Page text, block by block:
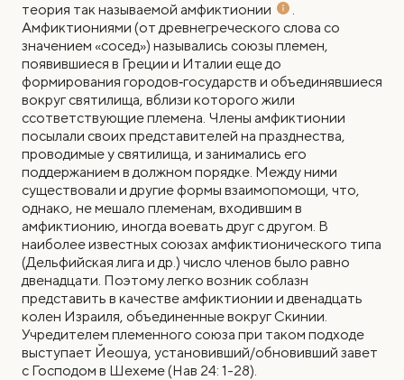
теория так называемой амфиктионии
.
Амфиктиониями (от древнегреческого слова со
значением «сосед») назывались союзы племен,
появившиеся в Греции и Италии еще до
формирования городов‑государств и объединявшиеся
вокруг святилища, вблизи которого жили
ссответствующие племена. Члены амфиктионии
посылали своих представителей на празднества,
проводимые у святилища, и занимались его
поддержанием в должном порядке. Между ними
существовали и другие формы взаимопомощи, что,
однако, не мешало племенам, входившим в
амфиктионию, иногда воевать друг с другом. В
наиболее известных союзах амфиктионического типа
(Дельфийская лига и др.) число членов было равно
двенадцати. Поэтому легко возник соблазн
представить в качестве амфиктионии и двенадцать
колен Израиля, объединенные вокруг Скинии.
Учредителем племенного союза при таком подходе
выступает Йеошуа, установивший/обновивший завет
с Господом в Шехеме (Нав 24: 1-28).